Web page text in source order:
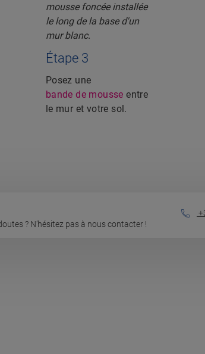
Étape 3
Posez une
bande de mousse entre
le mur et votre sol.
? N’hésitez pas à nous contacter !